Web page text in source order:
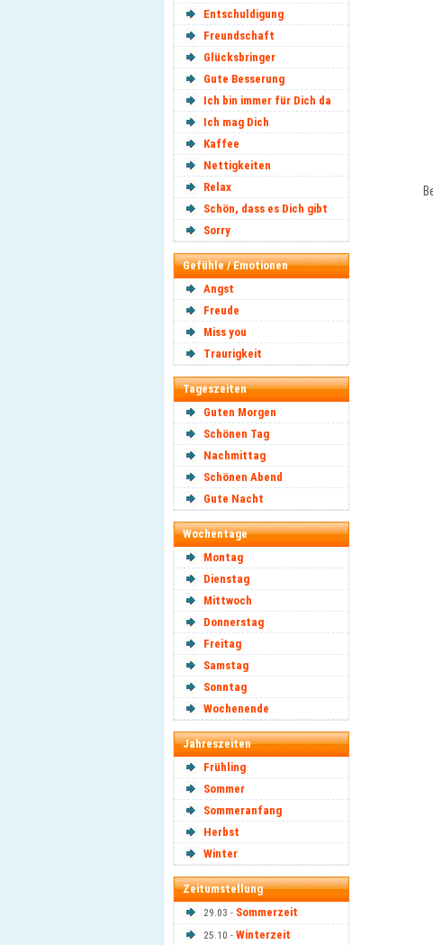
Entschuldigung
Freundschaft
Glücksbringer
Gute Besserung
Ich bin immer für Dich da
Ich mag Dich
Kaffee
Nettigkeiten
Relax
Schön, dass es Dich gibt
Sorry
Gefühle / Emotionen
Angst
Freude
Miss you
Traurigkeit
Tageszeiten
Guten Morgen
Schönen Tag
Nachmittag
Schönen Abend
Gute Nacht
Wochentage
Montag
Dienstag
Mittwoch
Donnerstag
Freitag
Samstag
Sonntag
Wochenende
Jahreszeiten
Frühling
Sommer
Sommeranfang
Herbst
Winter
Zeitumstellung
29.03 - Sommerzeit
25.10 - Winterzeit